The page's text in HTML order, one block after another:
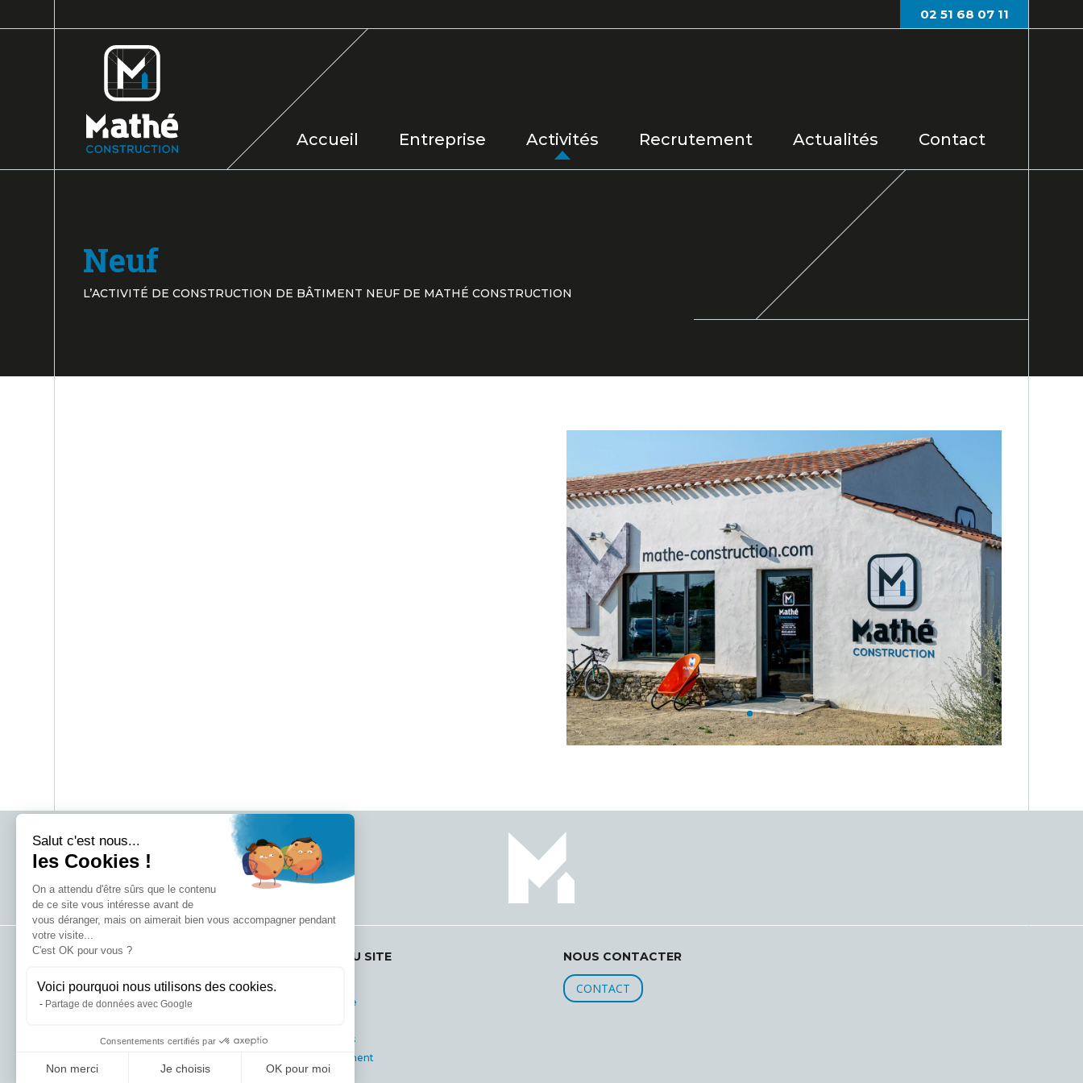
Salut c'est nous...
les Cookies !
On a attendu d'être sûrs que le contenu
de ce site vous intéresse avant de
vous déranger, mais on aimerait bien vous accompagner pendant
votre visite...
C'est OK pour vous ?
Voici pourquoi nous utilisons des cookies.
Partage de données avec Google
Consentements certifiés par
Non merci Je choisis OK pour moi
02 51 68 07 11
Accueil Entreprise Activités Recrutement Actualités Contact
Neuf
L’ACTIVITÉ DE CONSTRUCTION DE BÂTIMENT NEUF DE MATHÉ CONSTRUCTION
COORDONNÉES
Les Oudinières,
Parking de Super U
02 51 68 07 11
contact@matheconstruction.fr
PLAN DU SITE
Entreprise
Actualités
Recrutement
Contact
NOUS CONTACTER
CONTACT